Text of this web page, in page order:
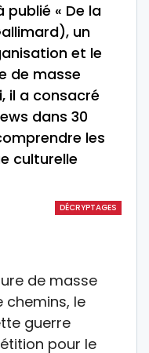
publié « De la
un
et le
de masse
il a consacré
dans 30
les
culturelle
DÉCRYPTAGES
chemins, le
guerre
pour le